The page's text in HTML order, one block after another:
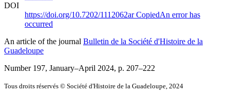
DOI
https://doi.org/10.7202/1112062arCopiedAn error has
occurred
An article of the journal Bulletin de la Société d'Histoire de la
Guadeloupe
Number 197, January–April 2024, p. 207–222
Tous droits réservés © Société d'Histoire de la Guadeloupe, 2024